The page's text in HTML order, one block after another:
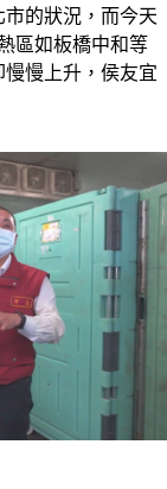
疫苗之外，侯友
的狀況，而今天
區如板橋中和等
慢上升，侯友宜